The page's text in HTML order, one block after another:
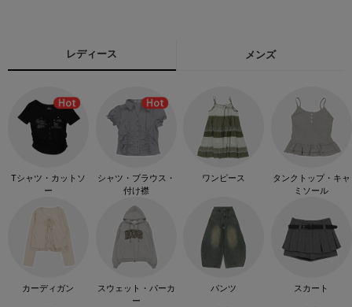
レディース メンズ
Tシャツ・カットソ
ー
シャツ・ブラウス・
付け襟
ワンピース
タンクトップ・キャ
ミソール
カーディガン
スウェット・パーカ
ー
パンツ スカート